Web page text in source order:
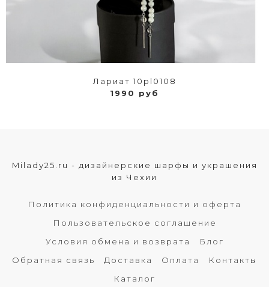
Лариат 10pl0108
1990 руб
Milady25.ru - дизайнерские шарфы и украшения
из Чехии
Политика конфиденциальности и оферта
Пользовательское соглашение
Условия обмена и возврата
Блог
Обратная связь
Доставка Оплата
Контакты
Каталог